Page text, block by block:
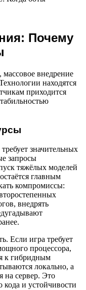
Почему
внедрение
находятся
приходится
значительных
запросы
тяжёлых моделей
главным
компромиссы:
внедрять
Если игра требует
процессора,
к гибридным
локально, а
на сервер. Это
кода и устойчивости